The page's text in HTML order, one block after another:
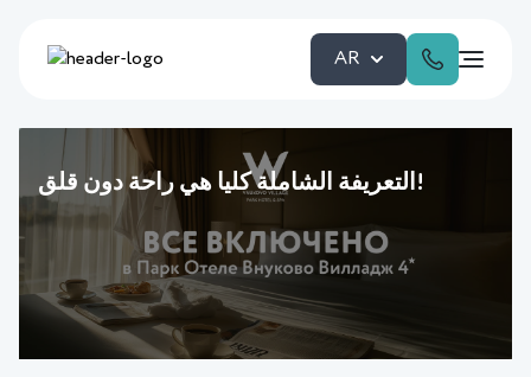
AR
التعريفة الشاملة كليا هي راحة دون قلق!